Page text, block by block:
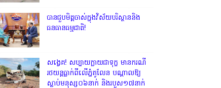
បានជួបមិត្តចាស់ក្នុងវិស័យបរិស្ថាននិង
ធនធានធម្មជាតិ!
សង្វេគ! សប្បាយក្លាយជាទុក្ខ មានករណី
រថយន្តធ្លាក់ពីលើភ្នំគូលែន បណ្ដាលឱ្យ
ស្លាប់មនុស្ស០៦នាក់ និងរបួស១៧នាក់